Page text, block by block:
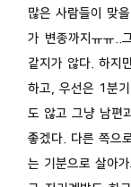
많은 사람들이 맞
가 변종까지ㅠㅠ..
같지가 않다. 하지
하고, 우선은 1분
도 않고 그냥 남편
좋겠다. 다른 쪽으
는 기분으로 살아